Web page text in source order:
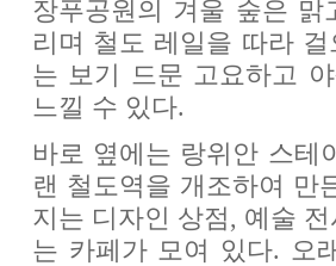
장푸공원의 겨울 숲은 맑
리며 철도 레일을 따라 걸
는 보기 드문 고요하고
느낄 수 있다.
바로 옆에는 랑위안 스테
랜 철도역을 개조하여 만
지는 디자인 상점, 예술
는 카페가 모여 있다. 오